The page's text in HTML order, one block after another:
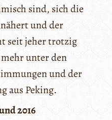
sind, sich die
und der
seit jeher trotzig
unter den
und der
aus Peking.
2016